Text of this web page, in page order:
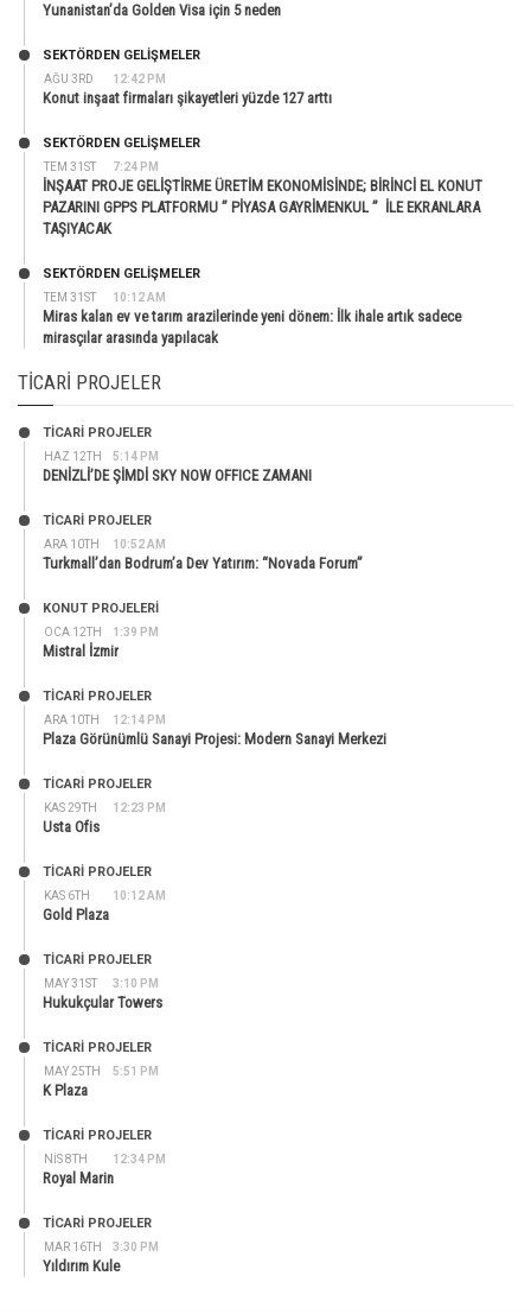
Yunanistan’da Golden Visa için 5 neden
AĞU 3RD 12:42 PM
SEKTÖRDEN GELIŞMELER
Konut inşaat firmaları şikayetleri yüzde 127 arttı
TEM 31ST 7:24 PM
SEKTÖRDEN GELIŞMELER
İNŞAAT PROJE GELİŞTİRME ÜRETİM EKONOMİSİNDE; BİRİNCİ EL KONUT
PAZARINI GPPS PLATFORMU ” PİYASA GAYRİMENKUL ” İLE EKRANLARA
TAŞIYACAK
TEM 31ST 10:12 AM
SEKTÖRDEN GELIŞMELER
Miras kalan ev ve tarım arazilerinde yeni dönem: İlk ihale artık sadece
mirasçılar arasında yapılacak
TICARI PROJELER
HAZ 12TH 5:14 PM
TİCARİ PROJELER
DENİZLİ’DE ŞİMDİ SKY NOW OFFICE ZAMANI
ARA 10TH 10:52 AM
TİCARİ PROJELER
Turkmall’dan Bodrum’a Dev Yatırım: “Novada Forum”
OCA 12TH 1:39 PM
KONUT PROJELERI
Mistral İzmir
ARA 10TH 12:14 PM
TİCARİ PROJELER
Plaza Görünümlü Sanayi Projesi: Modern Sanayi Merkezi
KAS 29TH 12:23 PM
TİCARİ PROJELER
Usta Ofis
KAS 6TH 10:12 AM
TİCARİ PROJELER
Gold Plaza
MAY 31ST 3:10 PM
TİCARİ PROJELER
Hukukçular Towers
MAY 25TH 5:51 PM
TİCARİ PROJELER
K Plaza
NIS 8TH 12:34 PM
TİCARİ PROJELER
Royal Marin
MAR 16TH 3:30 PM
TİCARİ PROJELER
Yıldırım Kule